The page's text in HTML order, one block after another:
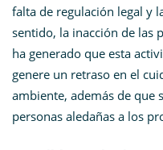
falta de regulación legal y
sentido, la inacción de las
ha generado que esta
genere un retraso en el
ambiente, además de que
personas aledañas a los